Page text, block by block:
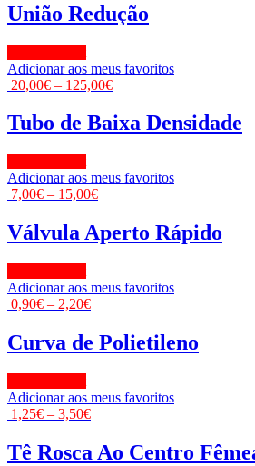
União Redução
Adicionar aos meus favoritos
20,00€ – 125,00€
Tubo de Baixa Densidade
Adicionar aos meus favoritos
7,00€ – 15,00€
Válvula Aperto Rápido
Adicionar aos meus favoritos
0,90€ – 2,20€
Curva de Polietileno
Adicionar aos meus favoritos
1,25€ – 3,50€
Tê Rosca Ao Centro